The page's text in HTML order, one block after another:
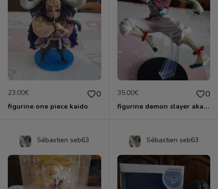
23.00€ 0
figurine one piece kaido
35.00€ 0
figurine demon slayer akaza officielle &ichiban
Sébastien seb63 Sébastien seb63